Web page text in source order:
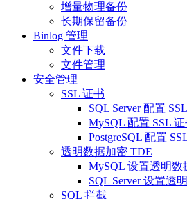
增量物理备份
长期保留备份
Binlog 管理
文件下载
文件管理
安全管理
SSL 证书
SQL Server 配置
MySQL 配置 SSL 证
PostgreSQL 配置
透明数据加密 TDE
MySQL 设置透明数
SQL Server 设置透
SQL 拦截